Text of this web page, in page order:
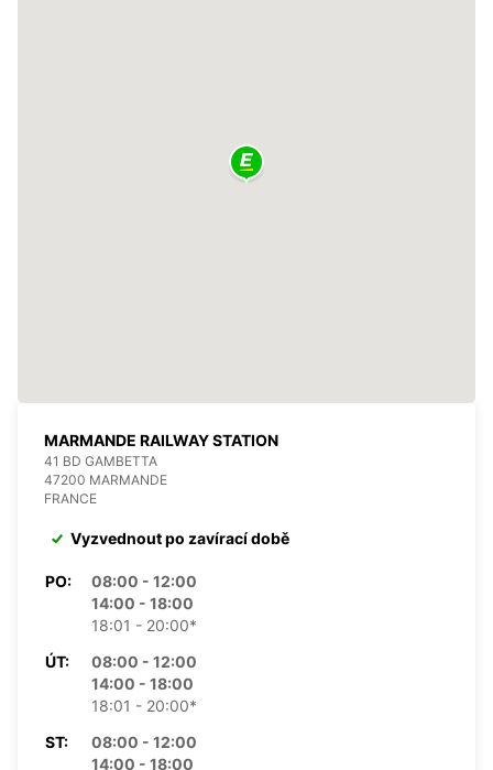
MARMANDE RAILWAY STATION
41 BD GAMBETTA
47200 MARMANDE
FRANCE
Vyzvednout po zavírací době
PO:
08:00 - 12:00
14:00 - 18:00
18:01 - 20:00*
ÚT:
08:00 - 12:00
14:00 - 18:00
18:01 - 20:00*
ST:
08:00 - 12:00
14:00 - 18:00